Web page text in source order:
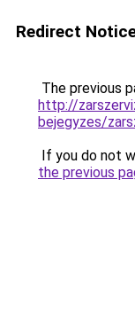
Redirect
The previous
http://
bejegyzes/
If you do not
the previous